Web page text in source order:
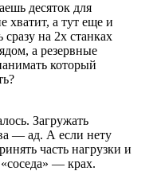
десяток для
хватит, а тут еще и
сразу на 2х станках
а резервные
который
Загружать
— ад. А если нету
часть нагрузки и
«соседа» — крах.